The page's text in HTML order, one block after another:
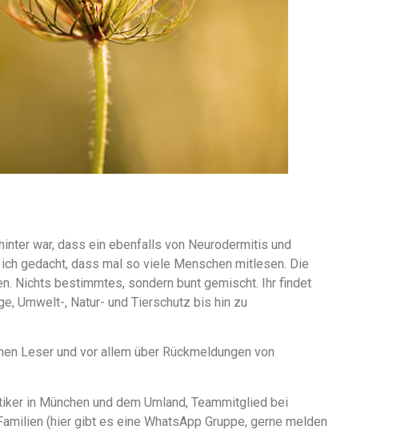
war, dass ein ebenfalls von Neurodermitis und
gedacht, dass mal so viele Menschen mitlesen. Die
Nichts bestimmtes, sondern bunt gemischt. Ihr findet
Umwelt-, Natur- und Tierschutz bis hin zu
Leser und vor allem über Rückmeldungen von
in München und dem Umland, Teammitglied bei
(hier gibt es eine WhatsApp Gruppe, gerne melden